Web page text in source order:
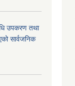
उपकरण तथा
सार्वजनिक